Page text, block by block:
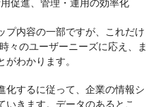
促進、管理・運用の効率化
プ内容の一部ですが、これだけ
々のユーザーニーズに応え、ま
わかります。
化するに従って、企業の情報シ
いきます。データのあるとこ